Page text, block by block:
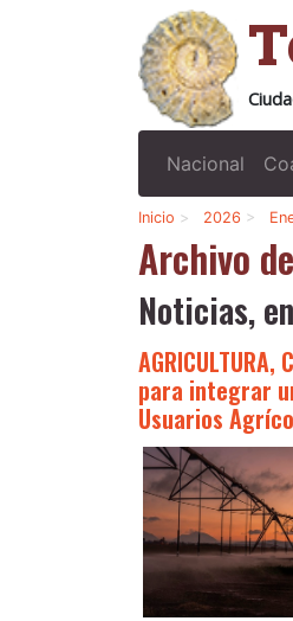
Nacional
Inicio > 2026 >
Archivo
Noticias,
para integrar
Usuarios